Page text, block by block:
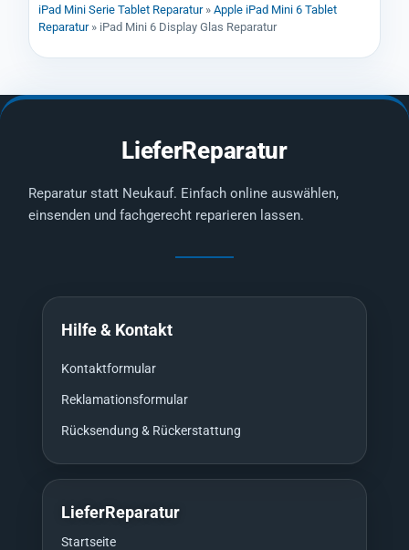
iPad Mini Serie Tablet Reparatur» Apple iPad Mini 6 Tablet
Reparatur» iPad Mini 6 Display Glas Reparatur
LieferReparatur
Reparatur statt Neukauf. Einfach online auswählen,
einsenden und fachgerecht reparieren lassen.
Hilfe & Kontakt
Kontaktformular
Reklamationsformular
Rücksendung & Rückerstattung
LieferReparatur
Startseite